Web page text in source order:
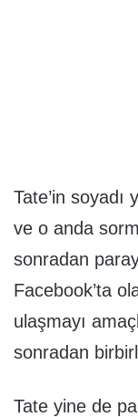
Tate’in soyadı
ve o anda
sonradan
Facebook’ta
ulaşmayı
sonradan
Tate yine de